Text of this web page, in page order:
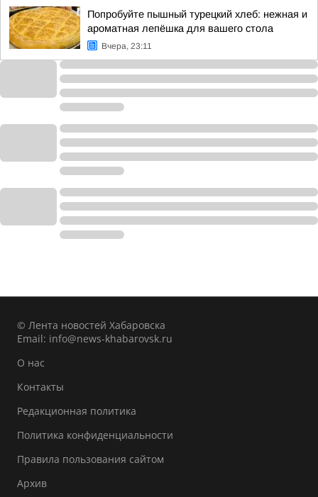
Попробуйте пышный турецкий хлеб: нежная и
ароматная лепёшка для вашего стола
Вчера, 23:11
© Лента новостей Хабаровска
Email: info@news-khabarovsk.ru
О нас
Контакты
Редакционная политика
Политика конфиденциальности
Правила пользования сайтом
Архив